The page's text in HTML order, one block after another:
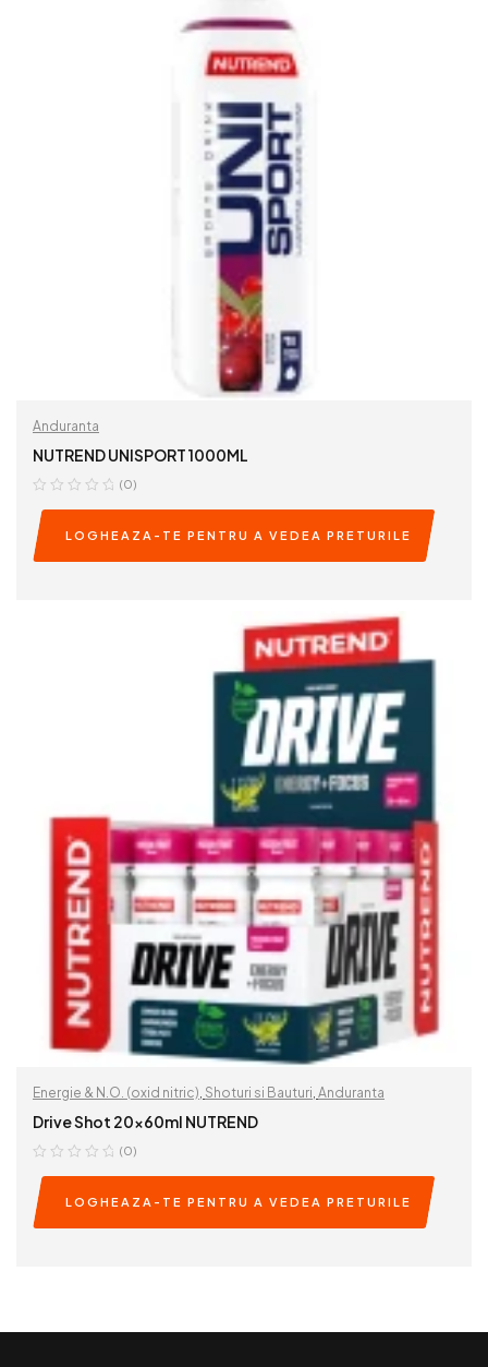
Anduranta
NUTREND UNISPORT 1000ML
(0)
LOGHEAZA-TE PENTRU A VEDEA PRETURILE
READ MORE
Energie & N.O. (oxid nitric), Shoturi si Bauturi, Anduranta
Drive Shot 20x60ml NUTREND
(0)
LOGHEAZA-TE PENTRU A VEDEA PRETURILE